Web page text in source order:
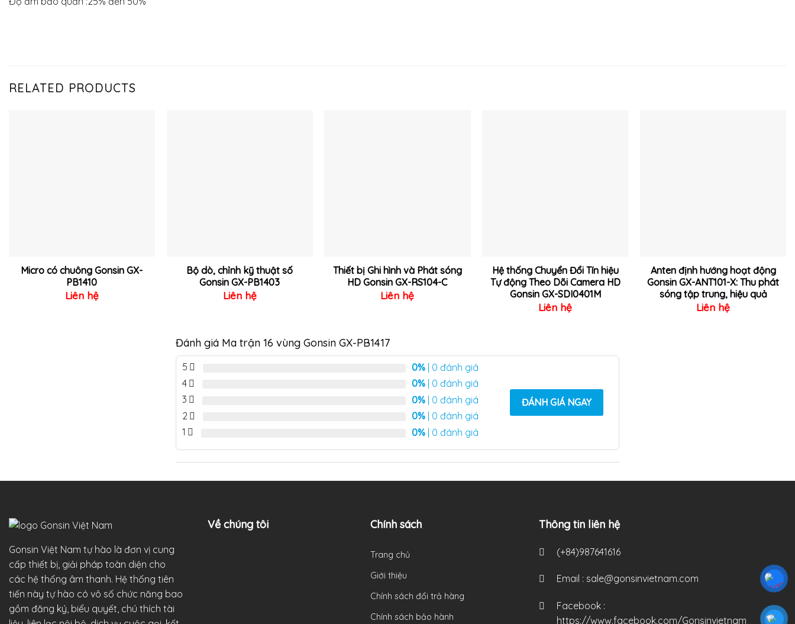
RELATED PRODUCTS
Micro có chuông Gonsin GX-
PB1410
Liên hệ
Bộ dò, chỉnh kỹ thuật số
Gonsin GX-PB1403
Liên hệ
Thiết bị Ghi hình và Phát sóng
HD Gonsin GX-RS104-C
Liên hệ
Hệ thống Chuyển Đổi Tín hiệu
Tự động Theo Dõi Camera HD
Gonsin GX-SDI0401M
Liên hệ
Anten định hướng hoạt động
Gonsin GX-ANT101-X: Thu phát
sóng tập trung, hiệu quả
Liên hệ
Đánh giá Ma trận 16 vùng Gonsin GX-PB1417
5 0% | 0 đánh giá
4
0% | 0 đánh giá
3
0% | 0 đánh giá
2
0% | 0 đánh giá
1
0% | 0 đánh giá
ĐÁNH GIÁ NGAY
Gonsin Việt Nam tự hào là đơn vị cung
cấp thiết bị, giải pháp toàn diện cho
các hệ thống âm thanh. Hệ thống tiên
tiến này tự hào có vô số chức năng bao
gồm đăng ký, biểu quyết, chú thích tài
Về chúng tôi Chính sách
Trang chủ
Giới thiệu
Chính sách đổi trả hàng
Chính sách bảo hành
Thông tin liên hệ
(+84)987641616
Email : sale@gonsinvietnam.com
Facebook :
https://www.facebook.com/Gonsinvietnam